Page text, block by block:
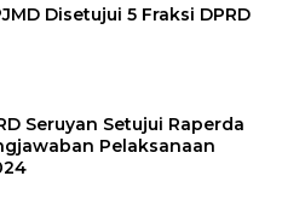
Disetujui 5 Fraksi DPRD
Seruyan Setujui Raperda
Pelaksanaan